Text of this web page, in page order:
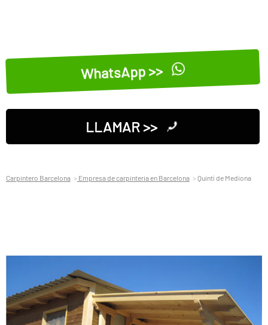
WhatsApp >>
LLAMAR >>
Carpintero Barcelona Empresa de carpinteria en Barcelona Quintí de Mediona